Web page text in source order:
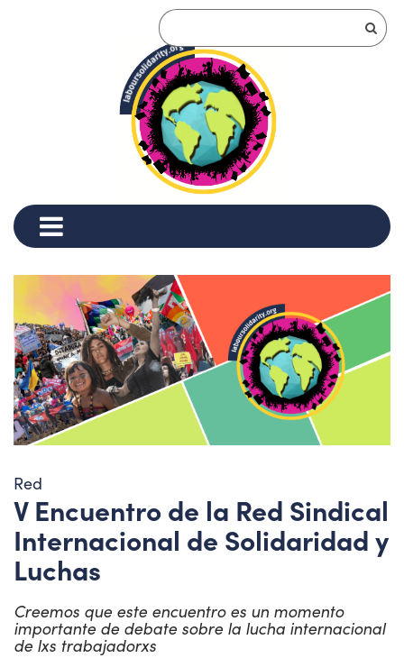
Red
V Encuentro de la Red Sindical
Internacional de Solidaridad y
Luchas
Creemos que este encuentro es un momento
importante de debate sobre la lucha internacional
de lxs trabajadorxs